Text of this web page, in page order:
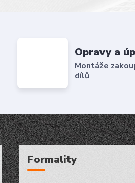
Opravy a
Montáže
dílů
Formality